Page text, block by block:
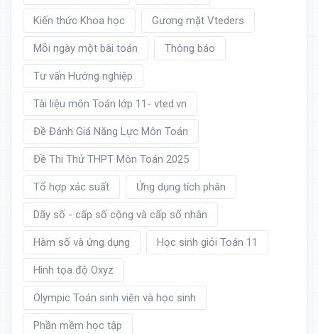
Kiến thức Khoa học Gương mặt Vteders
Mỗi ngày một bài toán Thông báo
Tư vấn Hướng nghiệp
Tài liệu môn Toán lớp 11- vted.vn
Đề Đánh Giá Năng Lực Môn Toán
Đề Thi Thử THPT Môn Toán 2025
Tổ hợp xác suất Ứng dụng tích phân
Dãy số - cấp số cộng và cấp số nhân
Hàm số và ứng dụng Học sinh giỏi Toán 11
Hình tọa độ Oxyz
Olympic Toán sinh viên và học sinh
Phần mềm học tập